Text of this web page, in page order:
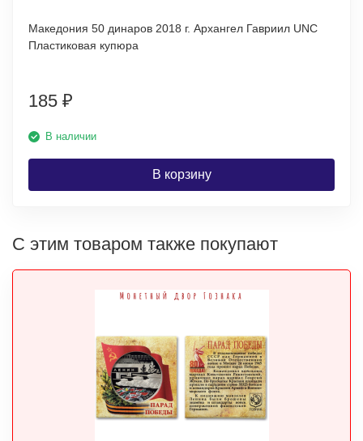
Македония 50 динаров 2018 г. Архангел Гавриил UNC
Пластиковая купюра
185 ₽
В наличии
В корзину
С этим товаром также покупают